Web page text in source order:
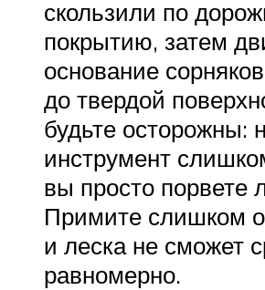
скользили по
покрытию, затем
основание
до твердой
будьте осторожны:
инструмент
вы просто порвете
Примите слишком
и леска не сможет
равномерно.